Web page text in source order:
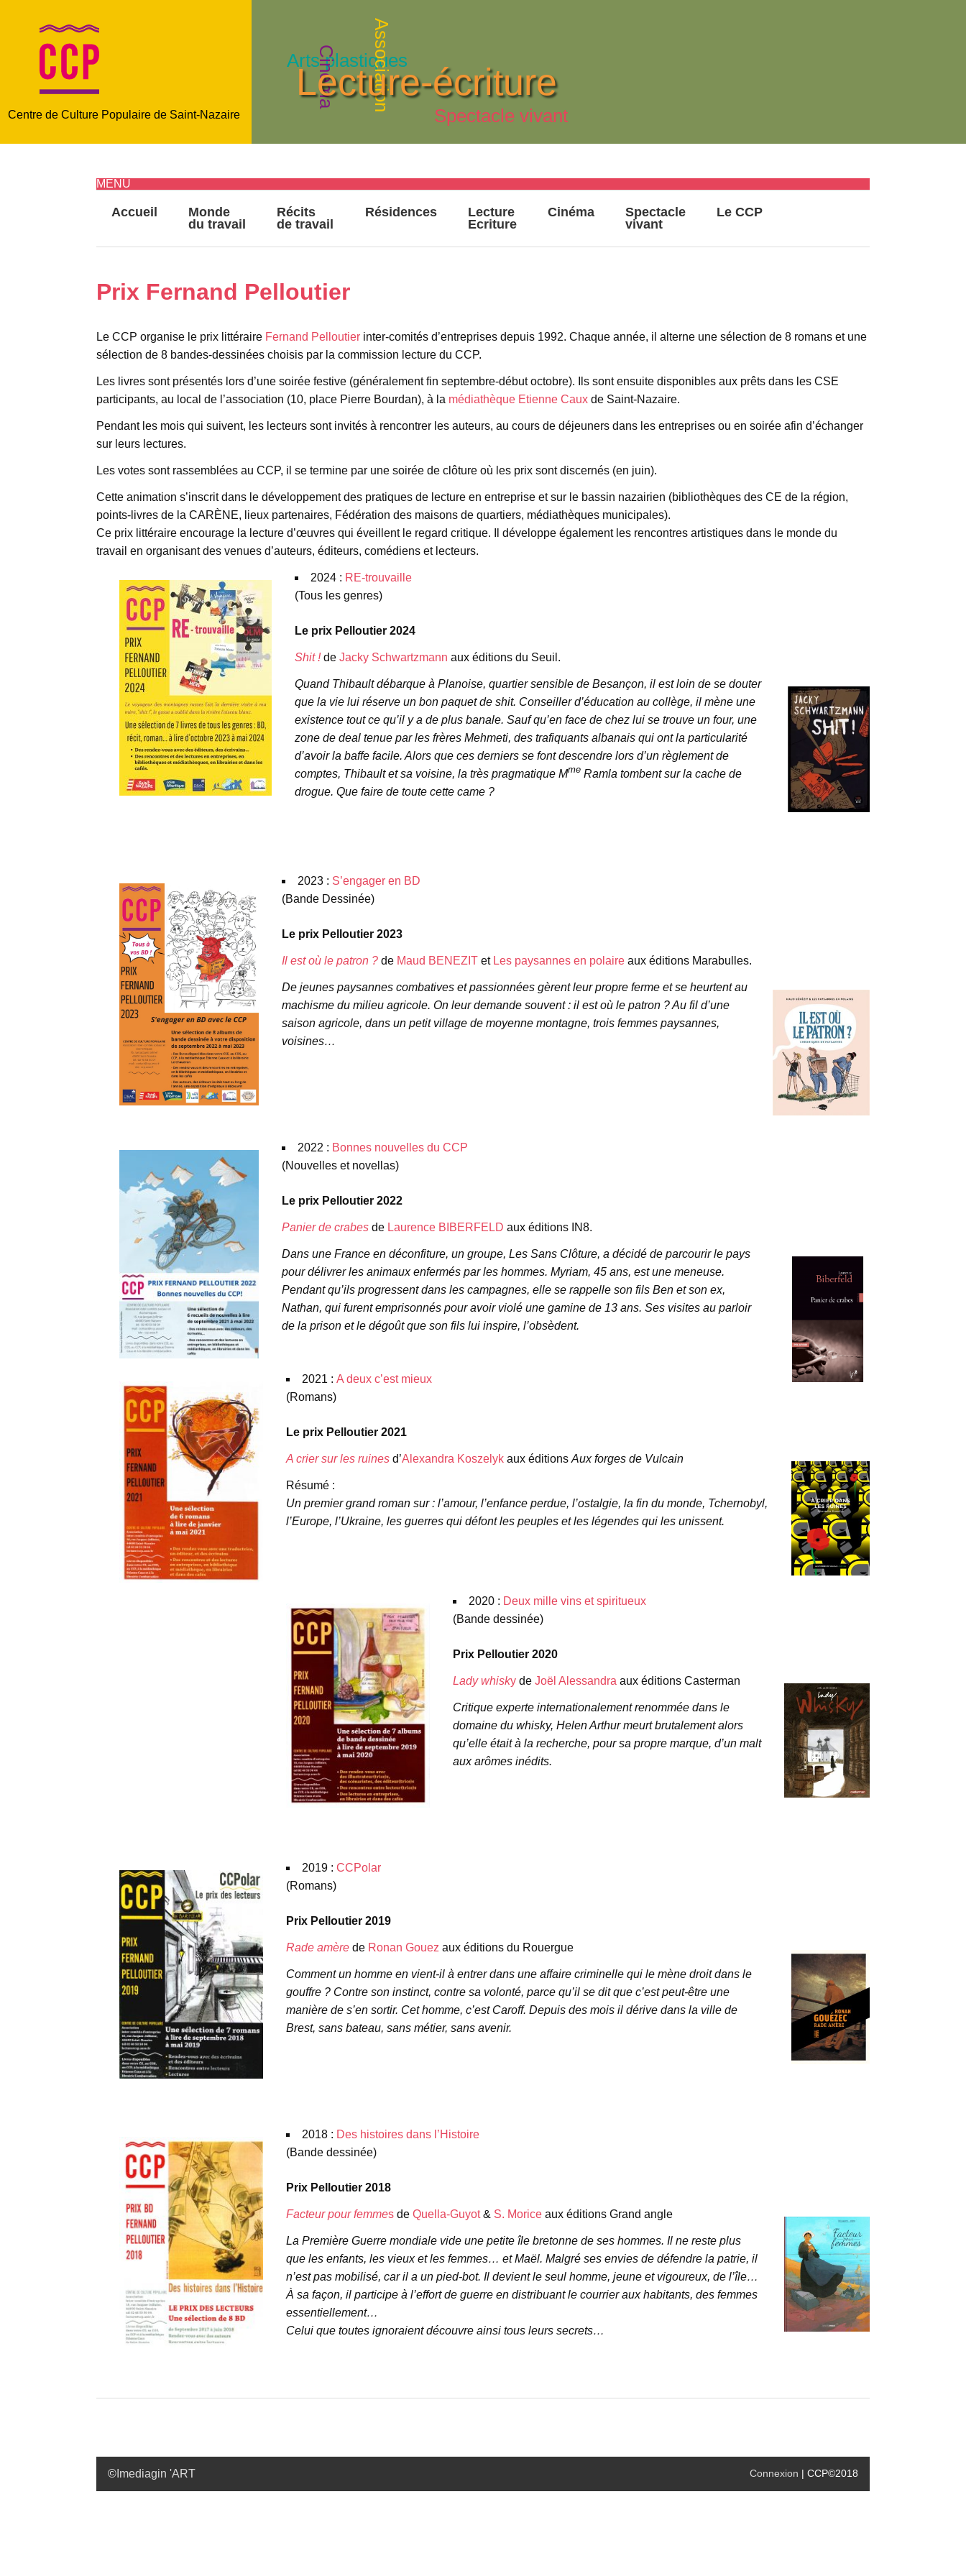
Centre de Culture Populaire de Saint-Nazaire Spectacle vivant
Arts plastiques
Cinéma Association
Lecture-écriture
MENU
Accueil
Monde
du travail
Récits
de travail
Résidences
Lecture
Ecriture
Cinéma
Spectacle
vivant
Le CCP
Prix Fernand Pelloutier
Le CCP organise le prix littéraire Fernand Pelloutierinter-comités d’entreprises depuis 1992. Chaque année, il alterne une sélection de 8 romans et une
sélection de 8 bandes-dessinées choisis par la commission lecture du CCP.
Les livres sont présentés lors d’une soirée festive (généralement fin septembre-début octobre). Ils sont ensuite disponibles aux prêts dans les CSE
participants, au local de l’association (10, place Pierre Bourdan), à la médiathèque Etienne Cauxde Saint-Nazaire.
Pendant les mois qui suivent, les lecteurs sont invités à rencontrer les auteurs, au cours de déjeuners dans les entreprises ou en soirée afin d’échanger
sur leurs lectures.
Les votes sont rassemblées au CCP, il se termine par une soirée de clôture où les prix sont discernés (en juin).
Cette animation s’inscrit dans le développement des pratiques de lecture en entreprise et sur le bassin nazairien (bibliothèques des CE de la région,
points-livres de la CARÈNE, lieux partenaires, Fédération des maisons de quartiers, médiathèques municipales).
Ce prix littéraire encourage la lecture d’œuvres qui éveillent le regard critique. Il développe également les rencontres artistiques dans le monde du
travail en organisant des venues d’auteurs, éditeurs, comédiens et lecteurs.
2024 : RE-trouvaille
(Tous les genres)
Le prix Pelloutier 2024
Shit !de Jacky Schwartzmann aux éditions du Seuil.
Quand Thibault débarque à Planoise, quartier sensible de Besançon, il est loin de se douter
que la vie lui réserve un bon paquet de shit. Conseiller d’éducation au collège, il mène une
existence tout ce qu’il y a de plus banale. Sauf qu’en face de chez lui se trouve un four, une
zone de deal tenue par les frères Mehmeti, des trafiquants albanais qui ont la particularité
d’avoir la baffe facile. Alors que ces derniers se font descendre lors d’un règlement de
comptes, Thibault et sa voisine, la très pragmatique MmeRamla tombent sur la cache de
drogue. Que faire de toute cette came ?
2023 : S’engager en BD
(Bande Dessinée)
Le prix Pelloutier 2023
Il est où le patron ?de Maud BENEZITet Les paysannes en polaireaux éditions Marabulles.
De jeunes paysannes combatives et passionnées gèrent leur propre ferme et se heurtent au
machisme du milieu agricole. On leur demande souvent : il est où le patron ? Au fil d’une
saison agricole, dans un petit village de moyenne montagne, trois femmes paysannes,
voisines…
2022 : Bonnes nouvelles du CCP
(Nouvelles et novellas)
Le prix Pelloutier 2022
Panier de crabesde Laurence BIBERFELD aux éditions IN8.
Dans une France en déconfiture, un groupe, Les Sans Clôture, a décidé de parcourir le pays
pour délivrer les animaux enfermés par les hommes. Myriam, 45 ans, est une meneuse.
Pendant qu’ils progressent dans les campagnes, elle se rappelle son fils Ben et son ex,
Nathan, qui furent emprisonnés pour avoir violé une gamine de 13 ans. Ses visites au parloir
de la prison et le dégoût que son fils lui inspire, l’obsèdent.
2021 : A deux c’est mieux
(Romans)
Le prix Pelloutier 2021
A crier sur les ruinesd’Alexandra Koszelykaux éditions Aux forges de Vulcain
Résumé :
Un premier grand roman sur : l’amour, l’enfance perdue, l’ostalgie, la fin du monde, Tchernobyl,
l’Europe, l’Ukraine, les guerres qui défont les peuples et les légendes qui les unissent.
2020 : Deux mille vins et spiritueux
(Bande dessinée)
Prix Pelloutier 2020
Lady whiskyde Joël Alessandra aux éditions Casterman
Critique experte internationalement renommée dans le
domaine du whisky, Helen Arthur meurt brutalement alors
qu’elle était à la recherche, pour sa propre marque, d’un malt
aux arômes inédits.
2019 : CCPolar
(Romans)
Prix Pelloutier 2019
Rade amèrede Ronan Gouez aux éditions du Rouergue
Comment un homme en vient-il à entrer dans une affaire criminelle qui le mène droit dans le
gouffre ? Contre son instinct, contre sa volonté, parce qu’il se dit que c’est peut-être une
manière de s’en sortir. Cet homme, c’est Caroff. Depuis des mois il dérive dans la ville de
Brest, sans bateau, sans métier, sans avenir.
2018 : Des histoires dans l’Histoire
(Bande dessinée)
Prix Pelloutier 2018
Facteur pour femmesde Quella-Guyot& S. Moriceaux éditions Grand angle
La Première Guerre mondiale vide une petite île bretonne de ses hommes. Il ne reste plus
que les enfants, les vieux et les femmes… et Maël. Malgré ses envies de défendre la patrie, il
n’est pas mobilisé, car il a un pied-bot. Il devient le seul homme, jeune et vigoureux, de l’île…
À sa façon, il participe à l’effort de guerre en distribuant le courrier aux habitants, des femmes
essentiellement…
Celui que toutes ignoraient découvre ainsi tous leurs secrets…
©Imediagin 'ART Connexion | CCP©2018